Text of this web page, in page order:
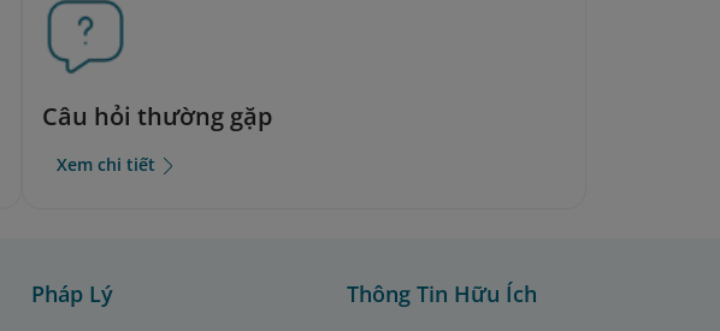
Câu hỏi thường gặp
Xem chi tiết
Pháp Lý Thông Tin Hữu Ích